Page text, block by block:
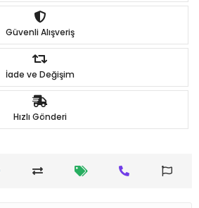
Güvenli Alışveriş
İade ve Değişim
Hızlı Gönderi